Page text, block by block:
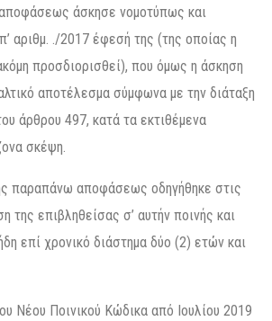
άσκησε νομοτύπως και
αριθμ. ./2017 έφεσή της (της οποίας η
προσδιορισθεί), που όμως η άσκηση
αποτέλεσμα σύμφωνα με την διάταξη
άρθρου 497, κατά τα εκτιθέμενα
σκέψη.
παραπάνω αποφάσεως οδηγήθηκε στις
της επιβληθείσας σ’ αυτήν ποινής και
επί χρονικό διάστημα δύο (2) ετών και
Νέου Ποινικού Κώδικα από Ιουλίου 2019